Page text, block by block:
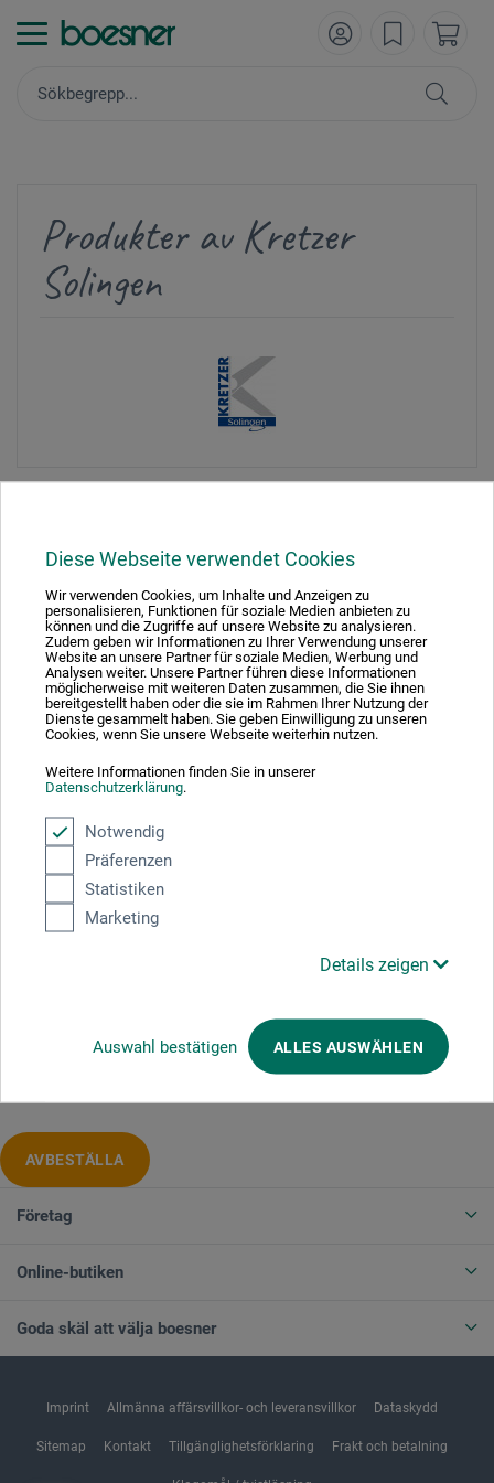
Diese Webseite verwendet Cookies
Wir verwenden Cookies, um Inhalte und Anzeigen zu
personalisieren, Funktionen für soziale Medien anbieten zu
können und die Zugriffe auf unsere Website zu analysieren.
Zudem geben wir Informationen zu Ihrer Verwendung unserer
Website an unsere Partner für soziale Medien, Werbung und
Analysen weiter. Unsere Partner führen diese Informationen
möglicherweise mit weiteren Daten zusammen, die Sie ihnen
bereitgestellt haben oder die sie im Rahmen Ihrer Nutzung der
Dienste gesammelt haben. Sie geben Einwilligung zu unseren
Cookies, wenn Sie unsere Webseite weiterhin nutzen.
Weitere Informationen finden Sie in unserer
Datenschutzerklärung.
Notwendig
Präferenzen
Statistiken
Marketing
Details zeigen
Auswahl bestätigen ALLES AUSWÄHLEN
Produkter av Kretzer
Solingen
1
Absolut säker
Välj betalningssätt
AVBESTÄLLA
Företag
Online-butiken
Goda skäl att välja boesner
Imprint Allmänna affärsvillkor- och leveransvillkor Dataskydd
Sitemap Kontakt Tillgänglighetsförklaring Frakt och betalning